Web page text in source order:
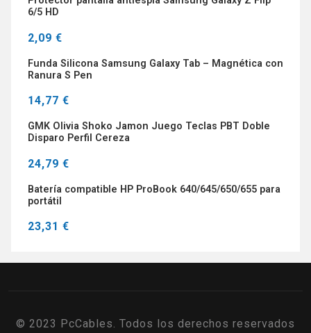
6/5 HD
2,09 €
Funda Silicona Samsung Galaxy Tab – Magnética con
Ranura S Pen
14,77 €
GMK Olivia Shoko Jamon Juego Teclas PBT Doble
Disparo Perfil Cereza
24,79 €
Batería compatible HP ProBook 640/645/650/655 para
portátil
23,31 €
© 2023 PcCables. Todos los derechos reservados